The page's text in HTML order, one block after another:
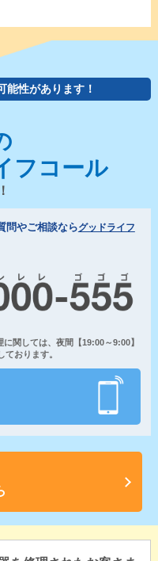
能性があります！
フコール
問やご相談ならグッドライフ
関しては、夜間【19:00～9:00】
おります。